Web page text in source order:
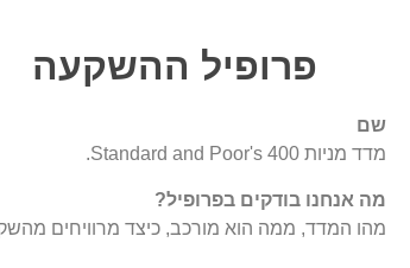
פרופיל ההשקעה
שם
מדד מניות Standard and Poor's 400.
מה אנחנו בודקים בפרופיל?
מהו המדד, ממה הוא מורכב, כיצד מרוויחים